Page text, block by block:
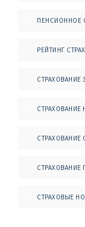
ПЕНСИОННОЕ
РЕЙТИНГ
СТРАХОВАНИЕ
СТРАХОВАНИЕ
СТРАХОВАНИЕ
СТРАХОВЫЕ